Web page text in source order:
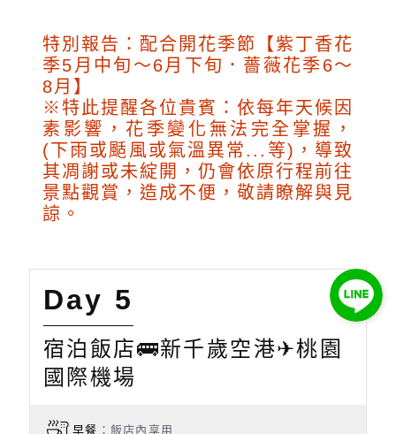
特別報告：配合開花季節【紫丁香花
季5月中旬～6月下旬．薔薇花季6～
8月】
※特此提醒各位貴賓：依每年天候因
素影響，花季變化無法完全掌握，
(下雨或颳風或氣溫異常...等)，導致
其凋謝或未綻開，仍會依原行程前往
景點觀賞，造成不便，敬請瞭解與見
諒。
Day 5
宿泊飯店🚌新千歲空港✈桃園
國際機場
早餐 ：飯店內享用